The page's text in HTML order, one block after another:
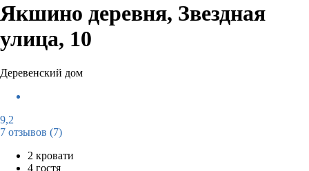
Якшино деревня, Звездная
улица, 10
Деревенский дом
9,2
7 отзывов (7)
2 кровати
4 гостя